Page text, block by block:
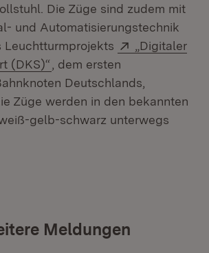
Die Züge sind zudem mit
und Automatisierungstechnik
Leuchtturmprojekts
Extern:
„Digitaler
(DKS)“ (Öffnet in neuem Fenster)
, dem ersten
Deutschlands,
Züge werden in den bekannten
gelb-schwarz unterwegs
Meldungen